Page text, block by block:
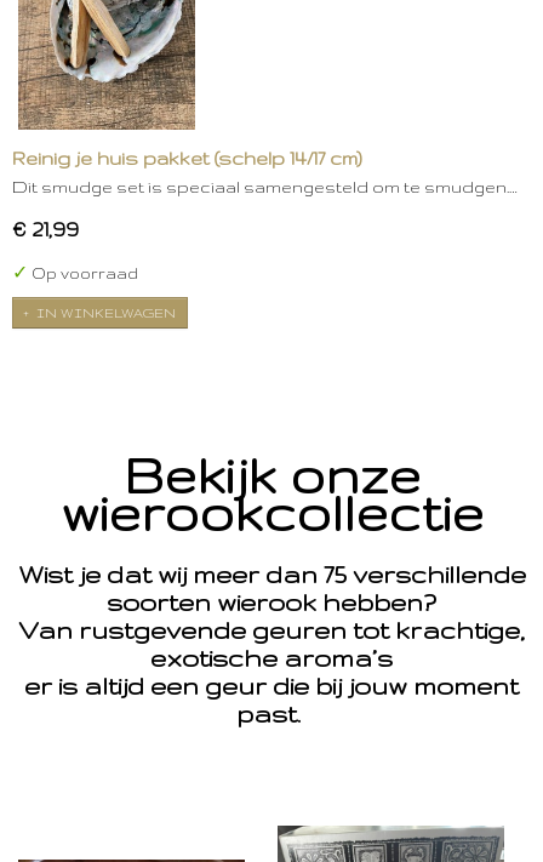
Reinig je huis pakket (schelp 14/17 cm)
Dit smudge set is speciaal samengesteld om te smudgen.…
€ 21,99
✓ Op voorraad
IN WINKELWAGEN
Bekijk onze
wierookcollectie
Wist je dat wij meer dan 75 verschillende
soorten wierook hebben?
Van rustgevende geuren tot krachtige,
exotische aroma’s
er is altijd een geur die bij jouw moment
past.